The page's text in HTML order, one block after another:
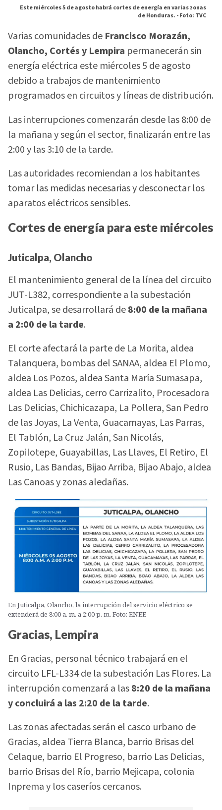
Este miércoles 5 de agosto habrá cortes de energía en varias zonas
de Honduras. -Foto: TVC
Varias comunidades de Francisco Morazán,
Olancho, Cortés y Lempira permanecerán sin
energía eléctrica este miércoles 5 de agosto
debido a trabajos de mantenimiento
programados en circuitos y líneas de distribución.
Las interrupciones comenzarán desde las 8:00 de
la mañana y según el sector, finalizarán entre las
2:00 y las 3:10 de la tarde.
Las autoridades recomiendan a los habitantes
tomar las medidas necesarias y desconectar los
aparatos eléctricos sensibles.
Cortes de energía para este miércoles
Juticalpa, Olancho
El mantenimiento general de la línea del circuito
JUT-L382, correspondiente a la subestación
Juticalpa, se desarrollará de8:00 de la mañana
a 2:00 de la tarde.
El corte afectará la parte de La Morita, aldea
Talanquera, bombas del SANAA, aldea El Plomo,
aldea Los Pozos, aldea Santa María Sumasapa,
aldea Las Delicias, cerro Carrizalito, Procesadora
Las Delicias, Chichicazapa, La Pollera, San Pedro
de las Joyas, La Venta, Guacamayas, Las Parras,
El Tablón, La Cruz Jalán, San Nicolás,
Zopilotepe, Guayabillas, Las Llaves, El Retiro, El
Rusio, Las Bandas, Bijao Arriba, Bijao Abajo, aldea
Las Canoas y zonas aledañas.
En Juticalpa, Olancho, la interrupción del servicio eléctrico se
extenderá de 8:00 a. m. a 2:00 p. m. Foto: ENEE
Gracias, Lempira
En Gracias, personal técnico trabajará en el
circuito LFL-L334 de la subestación Las Flores. La
interrupción comenzará a las8:20 de la mañana
y concluirá a las 2:20 de la tarde.
Las zonas afectadas serán el casco urbano de
Gracias, aldea Tierra Blanca, barrio Brisas del
Celaque, barrio El Progreso, barrio Las Delicias,
barrio Brisas del Río, barrio Mejicapa, colonia
Inprema y los caseríos cercanos.